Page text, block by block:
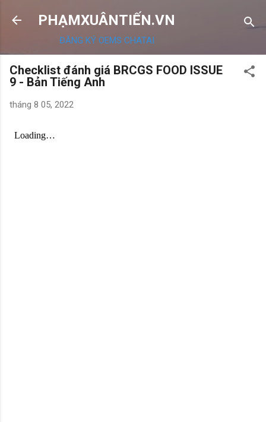
Chuyển đến nội dung chính
PHẠMXUÂNTIẾN.VN
ĐĂNG KÝ OEMS CHATAI
Checklist đánh giá BRCGS FOOD ISSUE
9 - Bản Tiếng Anh
tháng 8 05, 2022